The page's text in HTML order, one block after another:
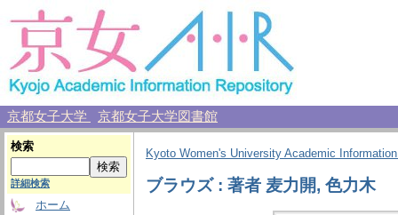
京都女子大学 京都女子大学図書館
検索
詳細検索
ホーム
Kyoto Women's University Academic
ブラウズ : 著者 麦力開, 色力木